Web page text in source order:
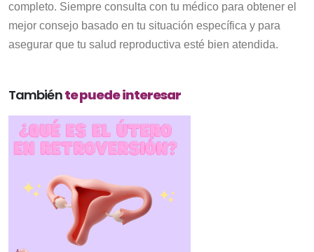
completo. Siempre consulta con tu médico para obtener el
mejor consejo basado en tu situación específica y para
asegurar que tu salud reproductiva esté bien atendida.
Tambiénte puede interesar